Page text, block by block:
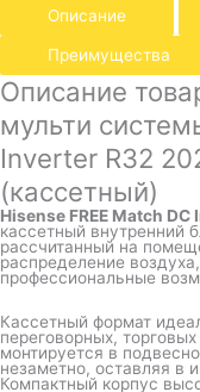
Описание
Преимущества
Описание
мульти
Inverter R32
(кассетный)
Hisense FREE Match
кассетный внутренний
рассчитанный на
распределение
профессиональные
Кассетный формат
переговорных,
монтируется в
незаметно, оставляя в
Компактный корпус